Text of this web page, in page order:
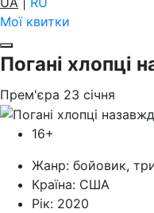
Мої квитки
Погані хлопці
Прем'єра 23 січня
16+
Жанр: бойовик,
Країна: США
Рік: 2020